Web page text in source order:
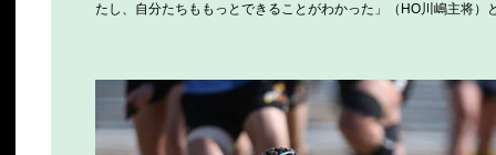
たし、自分たちももっとできることがわかった」（HO川嶋主将